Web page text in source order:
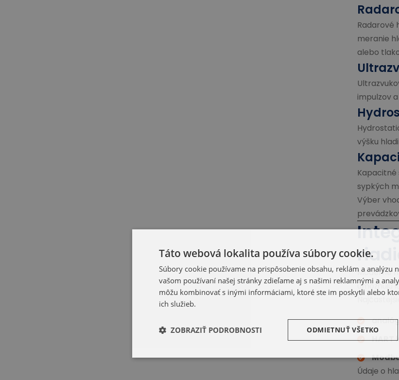
Radarové
meranie
alebo
impulzov
výšku
Kapacitné
sypkých
Výber
Moderné
umožňujú
Údaje o
Táto webová lokalita používa súbory cookie.
Súbory cookie používame na prispôsobenie obsahu, reklám a analýzu
vašom používaní našej stránky zdieľame aj s našimi reklamnými a
môžu kombinovať s inými informáciami, ktoré ste im poskytli alebo
ich služieb.
ODMIETNUŤ VŠETKO
ZOBRAZIŤ PODROBNOSTI